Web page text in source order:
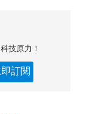
技原力！
訂閱